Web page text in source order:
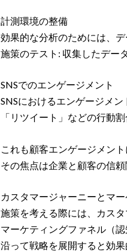
計測環境の整備
効果的な分析のためには、
施策のテスト: 収集したデー
SNSでのエンゲージメント
SNSにおけるエンゲージメ
「リツイート」などの行動
これも顧客エンゲージメン
その焦点は企業と顧客の信
カスタマージャーニーとマ
施策を考える際には、カスタ
マーケティングファネル（
沿って戦略を展開すると効果